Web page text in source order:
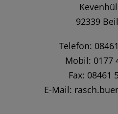
92339
Telefon:
Mobil: 0177
Fax: 08461
E-Mail: